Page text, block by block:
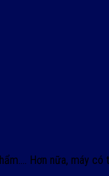
Hơn nữa, máy có